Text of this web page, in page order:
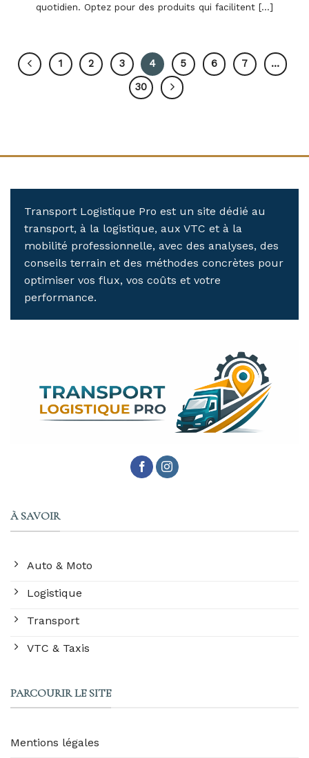
quotidien. Optez pour des produits qui facilitent [...]
1 2 3 4 5 6 7
…
30
Transport Logistique Pro est un site dédié au
transport, à la logistique, aux VTC et à la
mobilité professionnelle, avec des analyses, des
conseils terrain et des méthodes concrètes pour
optimiser vos flux, vos coûts et votre
performance.
À SAVOIR
Auto & Moto
Logistique
Transport
VTC & Taxis
PARCOURIR LE SITE
Mentions légales